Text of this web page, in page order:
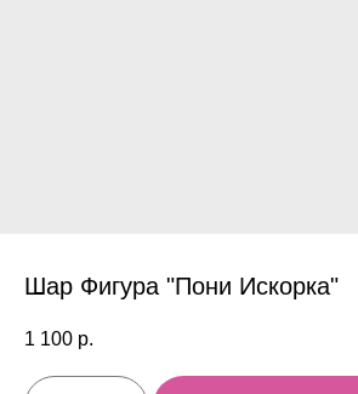
Шар Фигура "Пони Искорка"
1 100 р.